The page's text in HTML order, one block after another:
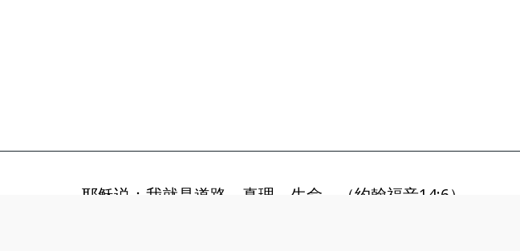
耶稣说：我就是道路、真理、生命。（约翰福音14:6）